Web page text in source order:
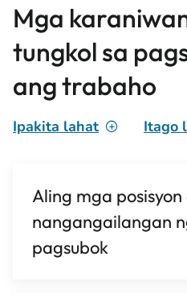
Mga
tungkol sa
ang trabaho
Ipakita lahat Itago
Aling mga posisyon
nangangailangan
pagsubok